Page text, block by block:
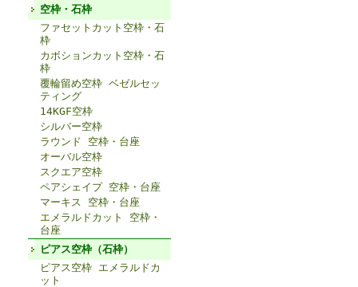
空枠・石枠
ファセットカット空枠・石
枠
カボションカット空枠・石
枠
覆輪留め空枠 ベゼルセッ
ティング
14KGF空枠
シルバー空枠
ラウンド 空枠・台座
オーバル空枠
スクエア空枠
ペアシェイプ 空枠・台座
マーキス 空枠・台座
エメラルドカット 空枠・
台座
ピアス空枠（石枠）
ピアス空枠 エメラルドカ
ット